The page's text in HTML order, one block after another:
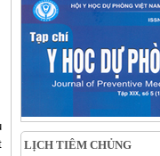
LỊCH TIÊM CHỦNG